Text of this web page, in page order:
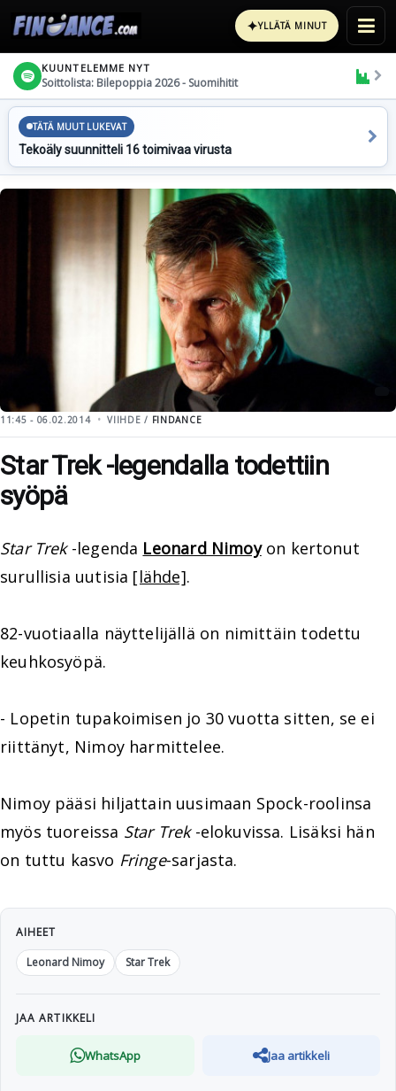
✦YLLÄTÄ MINUT
KUUNTELEMME NYT
Soittolista: Bilepoppia 2026 - Suomihitit
TÄTÄ MUUT LUKEVAT
Tekoäly suunnitteli 16 toimivaa virusta
11:45 - 06.02.2014 VIIHDE / FINDANCE
Star Trek -legendalla todettiin
syöpä
Star Trek-legenda Leonard Nimoyon kertonut
surullisia uutisia [lähde].
82-vuotiaalla näyttelijällä on nimittäin todettu
keuhkosyöpä.
- Lopetin tupakoimisen jo 30 vuotta sitten, se ei
riittänyt, Nimoy harmittelee.
Nimoy pääsi hiljattain uusimaan Spock-roolinsa
myös tuoreissa Star Trek-elokuvissa. Lisäksi hän
on tuttu kasvo Fringe-sarjasta.
AIHEET
Leonard Nimoy
Star Trek
JAA ARTIKKELI
WhatsApp Jaa artikkeli